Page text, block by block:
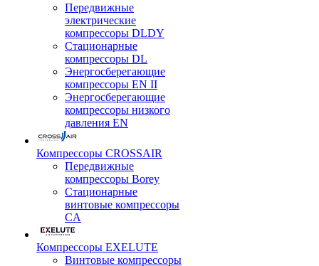
Передвижные
электрические
компрессоры DLDY
Стационарные
компрессоры DL
Энергосберегающие
компрессоры EN II
Энергосберегающие
компрессоры низкого
давления EN
Компрессоры CROSSAIR
Передвижные
компрессоры Borey
Стационарные
винтовые компрессоры
CA
Компрессоры EXELUTE
Винтовые компрессоры